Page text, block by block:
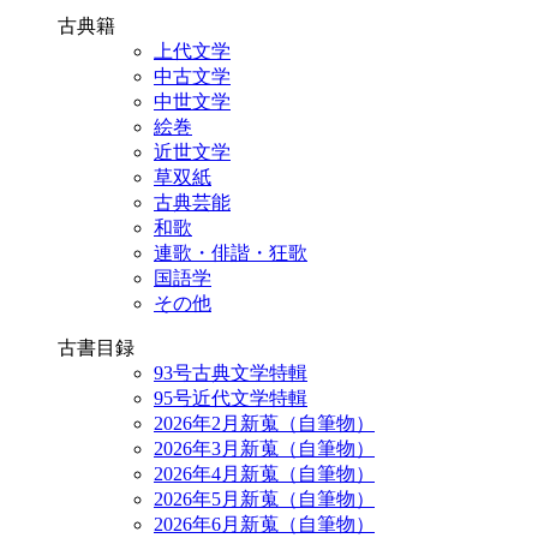
古典籍
上代文学
中古文学
中世文学
絵巻
近世文学
草双紙
古典芸能
和歌
連歌・俳諧・狂歌
国語学
その他
古書目録
93号古典文学特輯
95号近代文学特輯
2026年2月新蒐（自筆物）
2026年3月新蒐（自筆物）
2026年4月新蒐（自筆物）
2026年5月新蒐（自筆物）
2026年6月新蒐（自筆物）